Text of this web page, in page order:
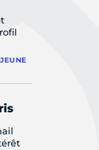
JEUNE